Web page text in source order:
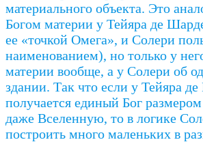
материального объекта. Это
Богом материи у Тейяра де
ее «точкой Омега», и Солери
наименованием), но только у
материи вообще, а у Солери об
здании. Так что если у Тейяра
получается единый Бог
даже Вселенную, то в логике
построить много маленьких в